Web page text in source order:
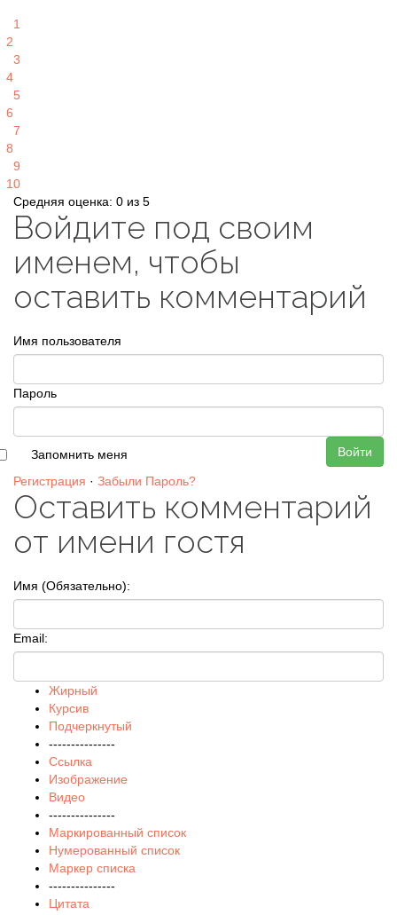
1
2
3
4
5
6
7
8
9
10
Средняя оценка: 0 из 5
Войдите под своим
именем, чтобы
оставить комментарий
Имя пользователя
Пароль
Войти
Запомнить меня
Регистрация · Забыли Пароль?
Оставить комментарий
от имени гостя
Имя (Обязательно):
Email:
Жирный
Курсив
Подчеркнутый
---------------
Ссылка
Изображение
Видео
---------------
Маркированный список
Нумерованный список
Маркер списка
---------------
Цитата